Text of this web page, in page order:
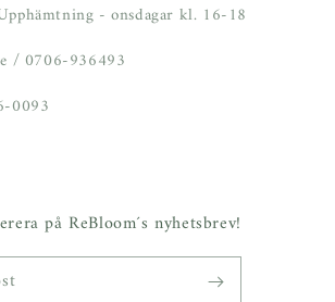
- onsdagar kl. 16-18
/ 0706-936493
0093
på ReBloom´s nyhetsbrev!